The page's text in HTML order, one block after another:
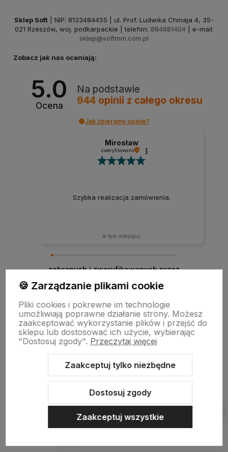
Sklep Soft | NIP: 8133484455 | ul. Prof. Ludwika Chmaja 4, 35-
021 Rzeszów, woj. podkarpackie | telefon: 884881404 | e-mail:
sklep@softmm.com.pl
Zobacz jak nas oceniają:
5.0
Ocena
Na podstawie
944 opinii z całego okresu
Jak zbieramy opinie?
Mirosław
zweryfikowano
Szybka realizacja zamówienia.
w tym miesiącu
zebranych i zweryfikowanych przez
Sklep internetowy Shoper.pl Szablon Shoper Modern 3.0™
🍪 Zarządzanie plikami cookie
Pliki cookies i pokrewne im technologie
umożliwiają poprawne działanie strony. Możesz
zaakceptować wykorzystanie plików i przejść do
sklepu lub dostosować ich użycie, wybierając
"Dostosuj zgody". Przeczytaj więcej
Zaakceptuj tylko niezbędne
Dostosuj zgody
Zaakceptuj wszystkie